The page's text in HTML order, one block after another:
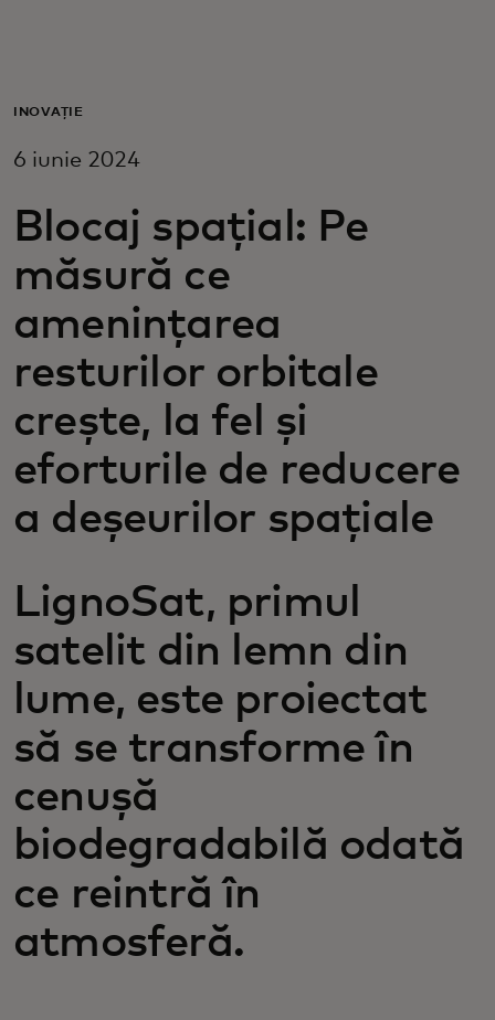
Pentru companii
Pentru inovatori
Știri și tendințe
INOVAȚIE
6 iunie 2024
Blocaj spațial: Pe
măsură ce
amenințarea
resturilor orbitale
crește, la fel și
eforturile de reducere
a deșeurilor spațiale
LignoSat, primul
satelit din lemn din
lume, este proiectat
să se transforme în
cenușă
biodegradabilă odată
ce reintră în
atmosferă.